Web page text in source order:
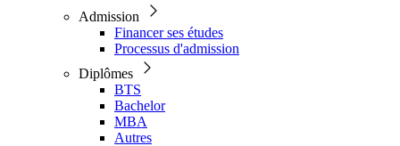
Admission
Financer ses études
Processus d'admission
Diplômes
BTS
Bachelor
MBA
Autres